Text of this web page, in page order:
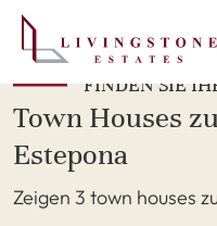
FINDEN SIE
Town Houses
Estepona
Zeigen 3 town houses